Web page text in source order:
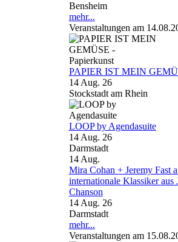
Bensheim
mehr...
Veranstaltungen am
PAPIER IST MEIN
14 Aug. 26
Stockstadt am Rhein
LOOP by Agendasuite
14 Aug. 26
Darmstadt
14 Aug.
Mira Cohan + Jeremy Fast
internationale Klassiker aus
Chanson
14 Aug. 26
Darmstadt
mehr...
Veranstaltungen am